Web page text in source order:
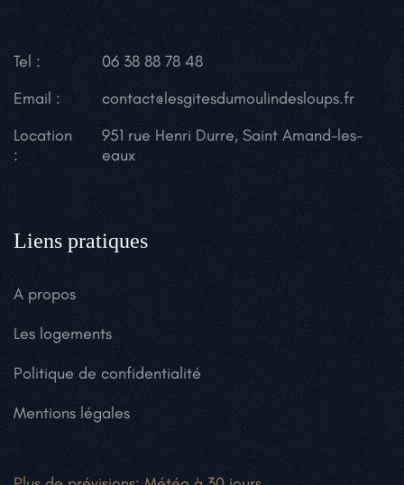
Tel :
06 38 88 78 48
Email :
contact@lesgitesdumoulindesloups.fr
Location
:
951 rue Henri Durre, Saint Amand-les-
eaux
Liens pratiques
A propos
Les logements
Politique de confidentialité
Mentions légales